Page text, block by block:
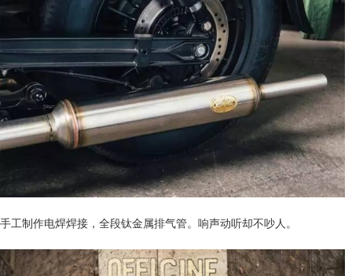
手工制作电焊焊接，全段钛金属排气管。响声动听却不吵人。